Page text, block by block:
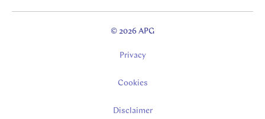
© 2026 APG
Privacy
Cookies
Disclaimer